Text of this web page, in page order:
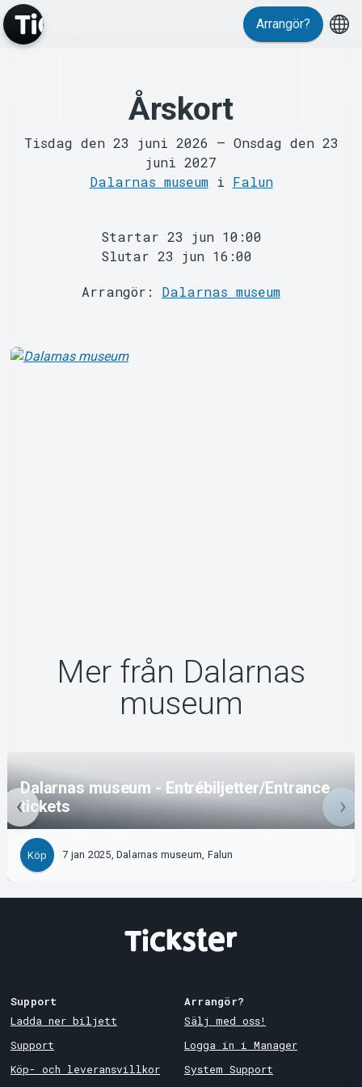
MyTickster
Support
Arrangör?
Årskort
Tisdag den 23 juni 2026 – Onsdag den 23
juni 2027
Dalarnas museumi Falun
Startar 23 jun 10:00
Slutar 23 jun 16:00
Arrangör: Dalarnas museum
Mer från Dalarnas
museum
Dalarnas museum - Entrébiljetter/Entrance
tickets
Köp 7 jan 2025, Dalarnas museum, Falun
Support
Ladda ner biljett
Support
Köp- och leveransvillkor
Arrangör?
Sälj med oss!
Logga in i Manager
System Support